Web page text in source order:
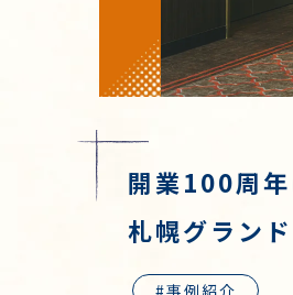
開業100周
札幌グラン
事例紹介